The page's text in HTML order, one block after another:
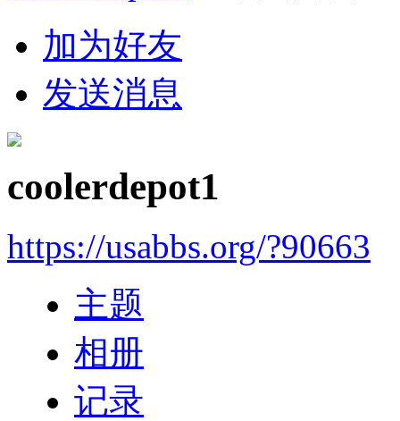
加为好友
发送消息
coolerdepot1
https://usabbs.org/?90663
主题
相册
记录